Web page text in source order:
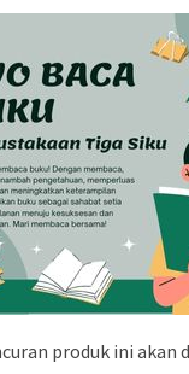
produk ini akan